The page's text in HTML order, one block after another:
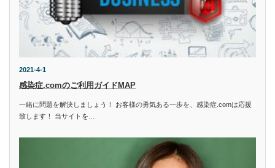
2021-4-1
感染症.comのご利用ガイドMAP
一緒に問題を解決しましょう！ お客様の勇気ある一歩を、感染症.comは応援
致します！ 当サイトを…